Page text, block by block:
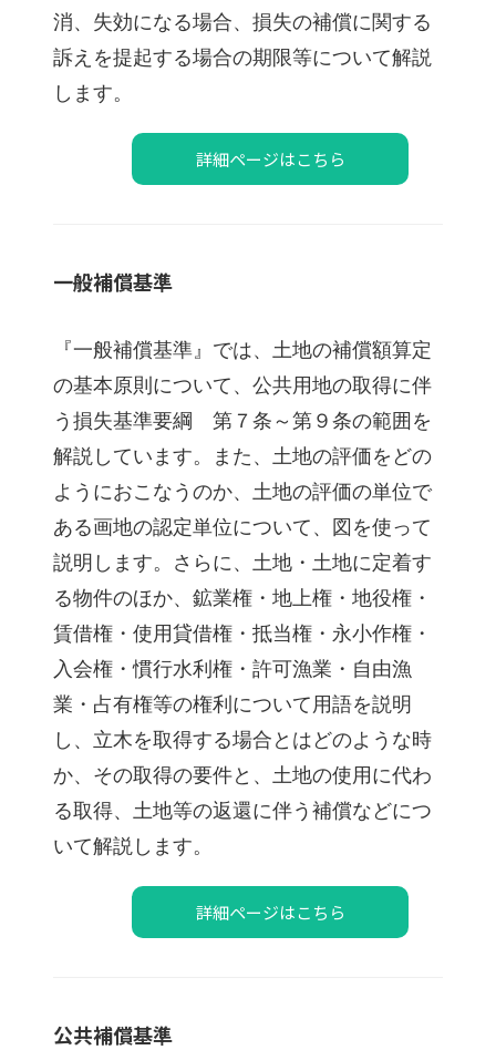
消、失効になる場合、損失の補償に関する
訴えを提起する場合の期限等について解説
します。
詳細ページはこちら
一般補償基準
『一般補償基準』では、土地の補償額算定
の基本原則について、公共用地の取得に伴
う損失基準要綱 第７条～第９条の範囲を
解説しています。また、土地の評価をどの
ようにおこなうのか、土地の評価の単位で
ある画地の認定単位について、図を使って
説明します。さらに、土地・土地に定着す
る物件のほか、鉱業権・地上権・地役権・
賃借権・使用貸借権・抵当権・永小作権・
入会権・慣行水利権・許可漁業・自由漁
業・占有権等の権利について用語を説明
し、立木を取得する場合とはどのような時
か、その取得の要件と、土地の使用に代わ
る取得、土地等の返還に伴う補償などにつ
いて解説します。
詳細ページはこちら
公共補償基準